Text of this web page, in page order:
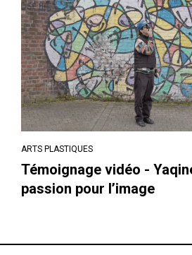
ARTS PLASTIQUES
Témoignage vidéo -
passion pour l’image